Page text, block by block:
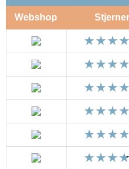
Webshop Stjerner